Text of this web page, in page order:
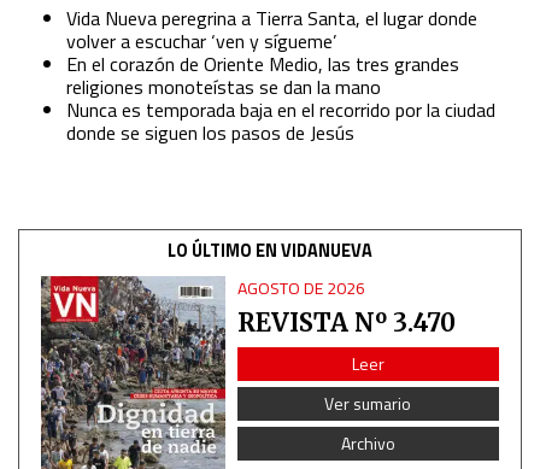
Vida Nueva peregrina a Tierra Santa, el lugar donde
volver a escuchar ‘ven y sígueme’
En el corazón de Oriente Medio, las tres grandes
religiones monoteístas se dan la mano
Nunca es temporada baja en el recorrido por la ciudad
donde se siguen los pasos de Jesús
LO ÚLTIMO EN VIDANUEVA
AGOSTO DE 2026
REVISTA Nº 3.470
Leer
Ver sumario
Archivo
Advertising